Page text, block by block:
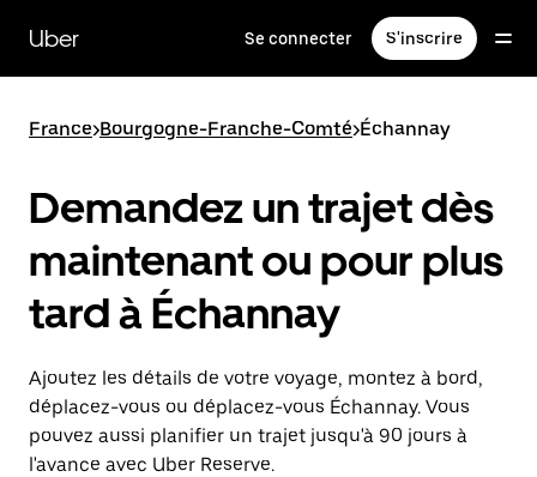
contenu
principal
Uber Se connecter S'inscrire
France>Bourgogne-Franche-Comté>Échannay
Demandez un trajet dès
maintenant ou pour plus
tard à Échannay
Ajoutez les détails de votre voyage, montez à bord,
déplacez-vous ou déplacez-vous Échannay. Vous
pouvez aussi planifier un trajet jusqu'à 90 jours à
l'avance avec Uber Reserve.